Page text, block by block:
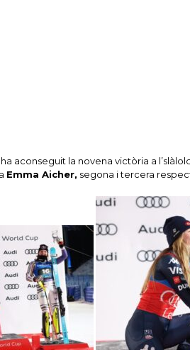
aconseguit la novena victòria a
Emma Aicher, segona i tercera